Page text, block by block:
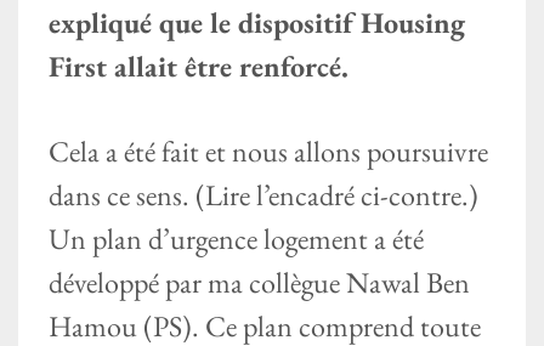
expliqué que le dispositif Housing
First allait être renforcé.
Cela a été fait et nous allons poursuivre
dans ce sens. (Lire l’encadré ci-contre.)
Un plan d’urgence logement a été
développé par ma collègue Nawal Ben
Hamou (PS). Ce plan comprend toute